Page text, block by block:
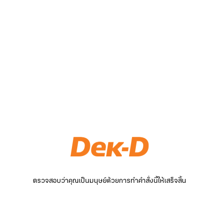
ตรวจสอบว่าคุณเป็นมนุษย์ด้วยการทำคำสั่งนี้ให้เสร็จสิ้น